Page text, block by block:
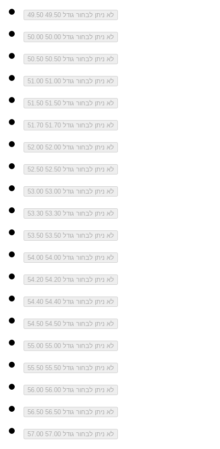
49.50 לא ניתן לבחור גודל 49.50
50.00 לא ניתן לבחור גודל 50.00
50.50 לא ניתן לבחור גודל 50.50
51.00 לא ניתן לבחור גודל 51.00
51.50 לא ניתן לבחור גודל 51.50
51.70 לא ניתן לבחור גודל 51.70
52.00 לא ניתן לבחור גודל 52.00
52.50 לא ניתן לבחור גודל 52.50
53.00 לא ניתן לבחור גודל 53.00
53.30 לא ניתן לבחור גודל 53.30
53.50 לא ניתן לבחור גודל 53.50
54.00 לא ניתן לבחור גודל 54.00
54.20 לא ניתן לבחור גודל 54.20
54.40 לא ניתן לבחור גודל 54.40
54.50 לא ניתן לבחור גודל 54.50
55.00 לא ניתן לבחור גודל 55.00
55.50 לא ניתן לבחור גודל 55.50
56.00 לא ניתן לבחור גודל 56.00
56.50 לא ניתן לבחור גודל 56.50
57.00 לא ניתן לבחור גודל 57.00